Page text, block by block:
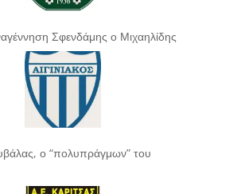
Σφενδάμης ο Μιχαηλίδης
ο “πολυπράγμων” του